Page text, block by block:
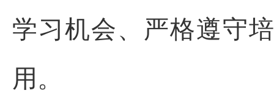
学习机会、严格遵守
用。